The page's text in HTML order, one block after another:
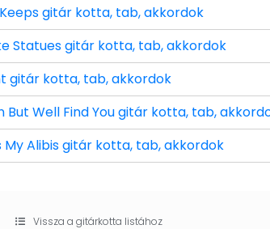
gitár kotta, tab, akkordok
Statues gitár kotta, tab, akkordok
gitár kotta, tab, akkordok
But Well Find You gitár kotta, tab,
Alibis gitár kotta, tab, akkordok
Vissza a gitárkotta listához